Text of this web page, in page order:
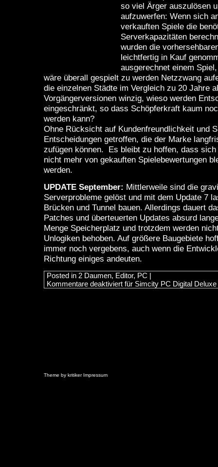
so viel Ärger auszulösen
aufzuwerfen: Wenn sich
verkauften Spiele die
Serverkapazitäten
wurden die
leichtfertig in Kauf
ausgerechnet einem
wäre überall gespielt zu werden Netzzwang
die einzelnen Städte im Vergleich zu 20 Jahre
Vorgängerversionen winzig, wieso werden
eingeschränkt, so dass Schöpferkraft kaum
werden kann?
Ohne Rücksicht auf Kundenfreundlichkeit und
Entscheidungen getroffen, die der Marke
zufügen können. Es bleibt zu hoffen, dass
nicht mehr von gekauften Spielebewertungen
werden.
UPDATE September: Mittlerweile sind die
Serverprobleme gelöst und mit dem Update 7
Brücken und Tunnel bauen. Allerdings dauert
Patches und überteuerten Updates absurd
Menge Speicherplatz und trotzdem werden
Unlogiken behoben. Auf größere Baugebiete
immer noch vergebens, auch wenn die
Richtung einiges andeuten.
Posted in 2 Daumen, Editor, PC |
Kommentare deaktiviert für Simcity PC Digital Deluxe
Theme by kritikerImpressum